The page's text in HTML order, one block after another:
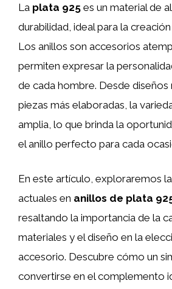
La plata 925 es un material de
durabilidad, ideal para la
Los anillos son accesorios
permiten expresar la
de cada hombre. Desde diseños
piezas más elaboradas, la
amplia, lo que brinda la
el anillo perfecto para cada
En este artículo, exploraremos
actuales en anillos de plata
resaltando la importancia de la
materiales y el diseño en la
accesorio. Descubre cómo un
convertirse en el complemento